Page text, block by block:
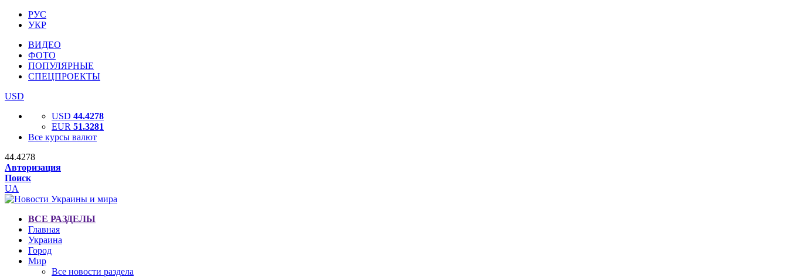
РУС
УКР
ВИДЕО
ФОТО
ПОПУЛЯРНЫЕ
СПЕЦПРОЕКТЫ
USD
USD 44.4278
EUR 51.3281
Все курсы валют
44.4278
Авторизация
Поиск
UA
ВСЕ РАЗДЕЛЫ
Главная
Украина
Город
Мир
Все новости раздела